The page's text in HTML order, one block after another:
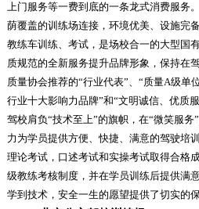
上门服务等一费到底的一条龙式消费服务
荫覆盖的训练场连接，环境优美、设施完
教练车训练、考试，是场校合一的大型国
质规范的全新服务提升品牌形象，保持在
质量协会推荐的“行业代表”、“质量A级单
行业十大影响力品牌”和“文明诚信、优质
驾校肩负“技术至上”的旗帜，在“微笑服
力为学员提供方便、快捷、满意的驾驶培
理论考试，口述考试和实操考试取得合格
级教练考核制度，并在学员训练后提供满
学到技术，安全一生的愿望提供了切实的保